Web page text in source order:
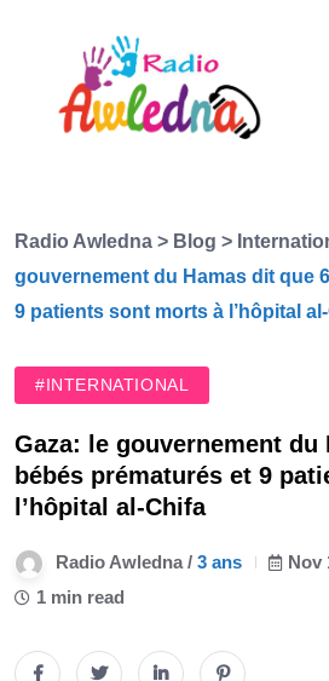
Radio Awledna > Blog >
gouvernement du Hamas dit que
9 patients sont morts à l’hôpital
#INTERNATIONAL
Gaza: le gouvernement du
bébés prématurés et 9
l’hôpital al-Chifa
Radio Awledna / 3 ans Nov
1 min read